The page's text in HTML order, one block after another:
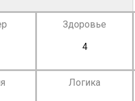
Здоровье
4
Логика